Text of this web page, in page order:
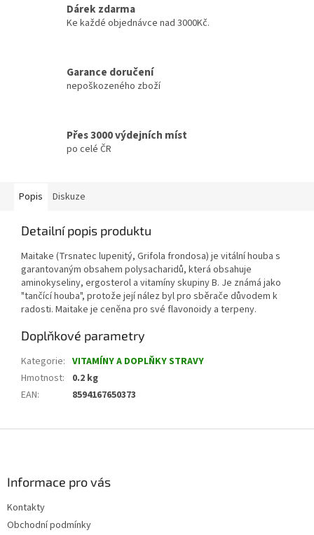
Dárek zdarma
Ke každé objednávce nad 3000Kč.
Garance doručení
nepoškozeného zboží
Přes 3000 výdejních míst
po celé ČR
Popis Diskuze
Detailní popis produktu
Maitake (Trsnatec lupenitý, Grifola frondosa) je vitální houba s
garantovaným obsahem polysacharidů, která obsahuje
aminokyseliny, ergosterol a vitamíny skupiny B. Je známá jako
"tančící houba", protože její nález byl pro sběrače důvodem k
radosti. Maitake je ceněna pro své flavonoidy a terpeny.
Doplňkové parametry
Kategorie: VITAMÍNY A DOPLŇKY STRAVY
Hmotnost:
0.2 kg
EAN: 8594167650373
Informace pro vás
Kontakty
Obchodní podmínky